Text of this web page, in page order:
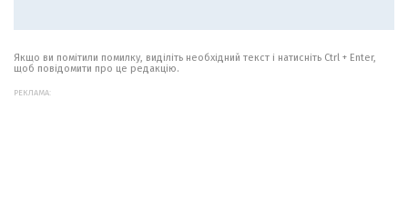
Якщо ви помітили помилку, виділіть необхідний текст і натисніть Ctrl + Enter,
щоб повідомити про це редакцію.
РЕКЛАМА: